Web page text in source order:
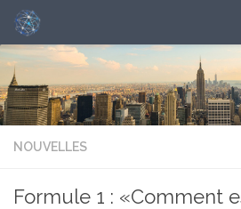
NOUVELLES
Formule 1 : «Comment